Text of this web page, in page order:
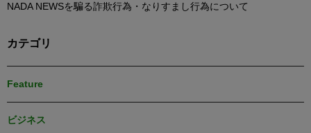
NADA NEWSを騙る詐欺行為・なりすまし行為について
カテゴリ
Feature
ビジネス